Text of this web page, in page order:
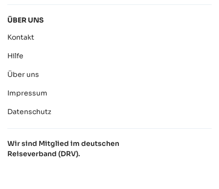
ÜBER UNS
Kontakt
Hilfe
Über uns
Impressum
Datenschutz
Wir sind Mitglied im deutschen
Reiseverband (DRV).